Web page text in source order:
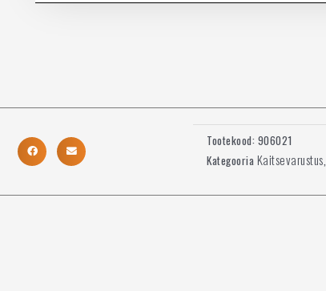
Tootekood: 906021
Kategooria Kaitsevarustus,